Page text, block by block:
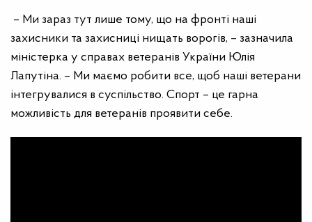
– Ми зараз тут лише тому, що на фронті наші
захисники та захисниці нищать ворогів, – зазначила
міністерка у справах ветеранів України Юлія
Лапутіна. – Ми маємо робити все, щоб наші ветерани
інтегрувалися в суспільство. Спорт – це гарна
можливість для ветеранів проявити себе.